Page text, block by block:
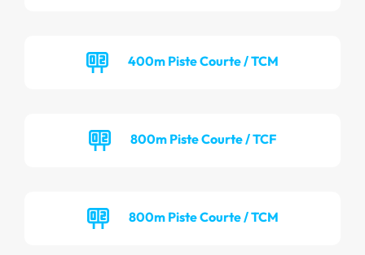
400m Piste Courte / TCM
800m Piste Courte / TCF
800m Piste Courte / TCM